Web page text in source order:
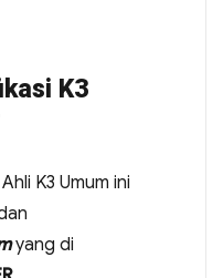
K3
K3 Umum ini
yang di